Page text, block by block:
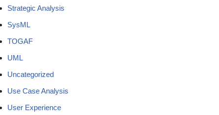
Strategic Analysis
SysML
TOGAF
UML
Uncategorized
Use Case Analysis
User Experience